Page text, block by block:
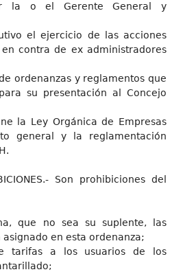
la o el Gerente General y
el ejercicio de las acciones
contra de ex administradores
ordenanzas y reglamentos que
su presentación al Concejo
la Ley Orgánica de Empresas
general y la reglamentación
Son prohibiciones del
que no sea su suplente, las
en esta ordenanza;
tarifas a los usuarios de los